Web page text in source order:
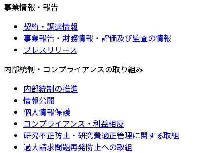
事業情報・報告
契約・調達情報
事業報告・財務情報・評価及び監査の情報
プレスリリース
内部統制・コンプライアンスの取り組み
内部統制の推進
情報公開
個人情報保護
コンプライアンス・利益相反
研究不正防止・研究費適正管理に関する取組
過大請求問題再発防止への取組